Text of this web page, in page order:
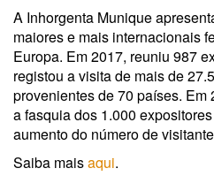
A Inhorgenta Munique
maiores e mais internacionais
Europa. Em 2017, reuniu 987
registou a visita de mais de
provenientes de 70 países. Em
a fasquia dos 1.000
aumento do número de
Saiba maisaqui.